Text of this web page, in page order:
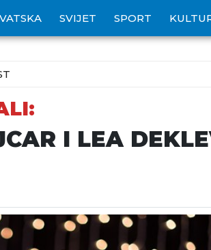
SVIJET SPORT
I LEA